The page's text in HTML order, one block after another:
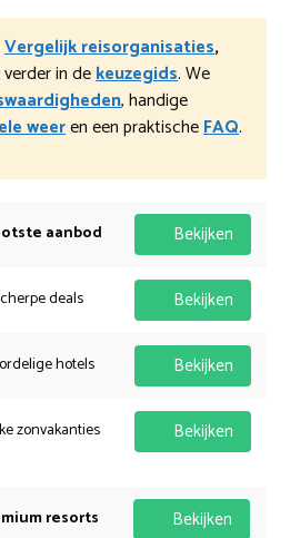
Vergelijk reisorganisaties,
in dekeuzegids. We
, handige
weeren een praktischeFAQ.
aanbod Bekijken
deals Bekijken
hotels Bekijken
zonvakanties Bekijken
resorts Bekijken